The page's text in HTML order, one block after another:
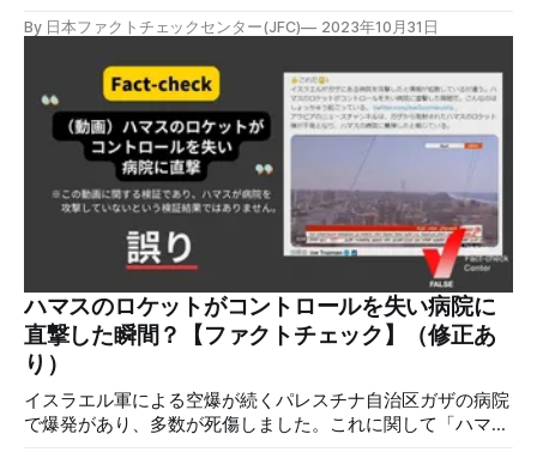
映像です。 検証対象 日本時間の2023年10月16日に「新しい
アイアンビーム（Iron beam）のお披露目」というコメント
とともにミサイルが破壊されている動画が拡散した。 これ
らの映像は国内外の様々なアカウントから何度も発信され、
拡散している。日本でも「日本のミサイル防衛もこれで
す‼️」などのポストが投稿されている。 検証過程 アイアンビ
ームは、ドローン攻撃やロケット弾などをレーザーで防衛す
るシステムで、イスラエルのネタニヤフ首相が2022年4月に
「テストに成功した」として、2022年4月にデモ動画を
X（旧Twitter)に投稿した。 一方、今回の検証対象の映像
は、日本ファクトチェックセンター（JFC）が2023年10月10
日に検証した記事「（動画）イスラエル兵がハマスの航空機
をミサイル攻撃する映像」は誤り 【ファクトチェック】」
にも使われた「ARMA3」というゲームのものだ。10月11日
By 日本ファクトチェックセンター(JFC) 2023年10月31日
ハマスのロケットがコントロールを失い病院に
直撃した瞬間？【ファクトチェック】（修正あ
り）
イスラエル軍による空爆が続くパレスチナ自治区ガザの病院
で爆発があり、多数が死傷しました。これに関して「ハマス